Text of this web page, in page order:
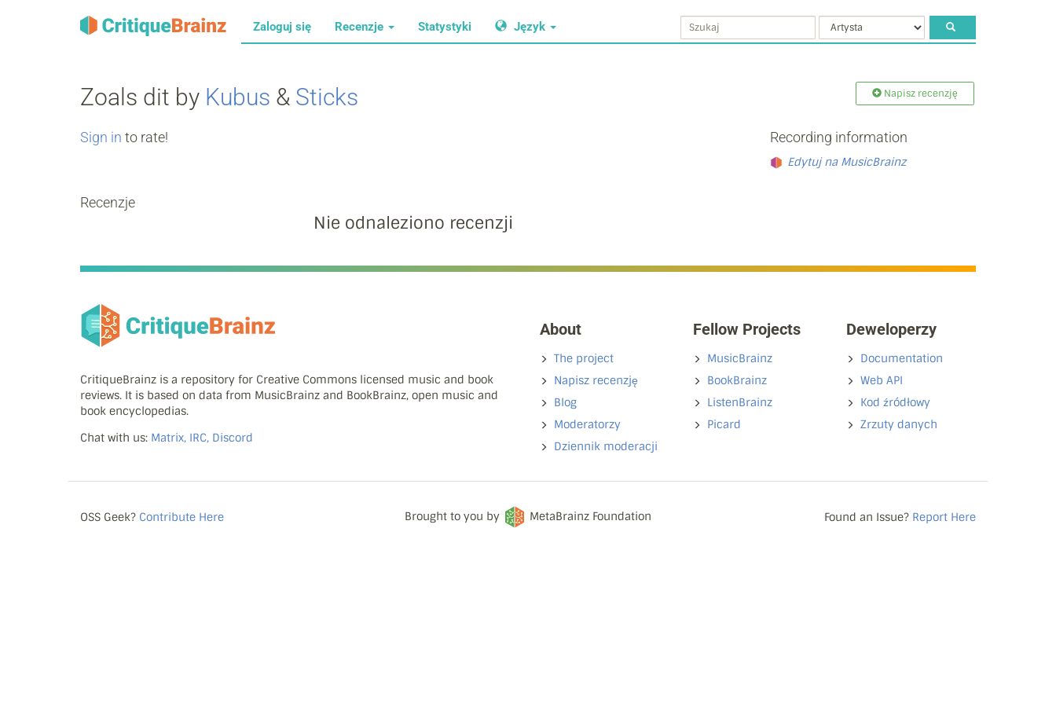
Zaloguj się Recenzje Statystyki Język
Zoals dit by Kubus & Sticks Napisz recenzję
Sign in to rate!
Recenzje
Nie odnaleziono recenzji
Recording information
Edytuj na MusicBrainz
CritiqueBrainz is a repository for Creative Commons licensed music and book
reviews. It is based on data from MusicBrainz and BookBrainz, open music and
book encyclopedias.
Chat with us: Matrix, IRC, Discord
About
The project
Napisz recenzję
Blog
Moderatorzy
Dziennik moderacji
Fellow Projects
MusicBrainz
BookBrainz
ListenBrainz
Picard
Deweloperzy
Documentation
Web API
Kod źródłowy
Zrzuty danych
OSS Geek? Contribute Here Brought to you by MetaBrainz Foundation Found an Issue? Report Here